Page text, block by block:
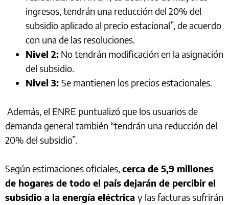
ingresos, tendrán una reducción del 20% del
subsidio aplicado al precio estacional”, de acuerdo
con una de las resoluciones.
Nivel 2: No tendrán modificación en la asignación
del subsidio.
Nivel 3: Se mantienen los precios estacionales.
Además, el ENRE puntualizó que los usuarios de
demanda general también “tendrán una reducción del
20% del subsidio”.
Según estimaciones oficiales, cerca de 5,9 millones
de hogares de todo el país dejarán de percibir el
subsidio a la energía eléctrica y las facturas sufrirán